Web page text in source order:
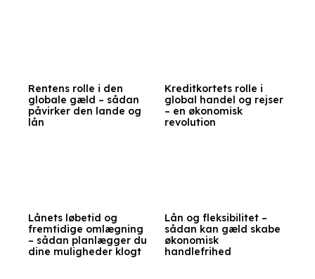
Rentens rolle i den
globale gæld – sådan
påvirker den lande og
lån
Kreditkortets rolle i
global handel og rejser
– en økonomisk
revolution
Lånets løbetid og
fremtidige omlægning
– sådan planlægger du
dine muligheder klogt
Lån og fleksibilitet –
sådan kan gæld skabe
økonomisk
handlefrihed